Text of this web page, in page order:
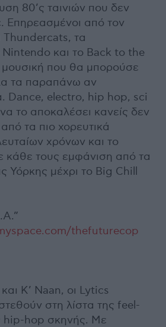
80’ς ταινιών που δεν
Επηρεασμένοι από τον
τα
και το Back to the
που θα μπορούσε
τα παραπάνω αν
Dance, electro, hip hop, sci
το αποκαλέσει κανείς δεν
τα πιο χορευτικά
χρόνων και το
κάθε τους εμφάνιση από τα
Υόρκης μέχρι το Big Chill
thefuturecop
K’ Naan, οι Lytics
στη λίστα της feel-
hip-hop σκηνής. Με